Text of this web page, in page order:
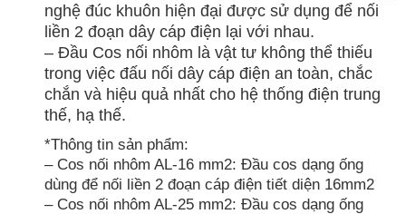
nghệ đúc khuôn hiện đại được sử dụng để nối
liền 2 đoạn dây cáp điện lại với nhau.
– Đầu Cos nối nhôm là vật tư không thể thiếu
trong việc đấu nối dây cáp điện an toàn, chắc
chắn và hiệu quả nhất cho hệ thống điện trung
thế, hạ thế.
*Thông tin sản phẩm:
– Cos nối nhôm AL-16 mm2: Đầu cos dạng ống
dùng để nối liền 2 đoạn cáp điện tiết diện 16mm2
– Cos nối nhôm AL-25 mm2: Đầu cos dạng ống